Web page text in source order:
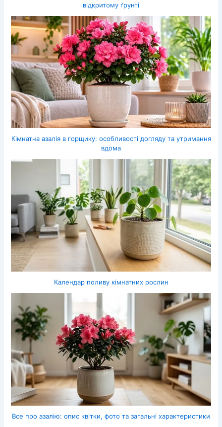
відкритому ґрунті
Кімнатна азалія в горщику: особливості догляду та утримання
вдома
Календар поливу кімнатних рослин
Все про азалію: опис квітки, фото та загальні характеристики